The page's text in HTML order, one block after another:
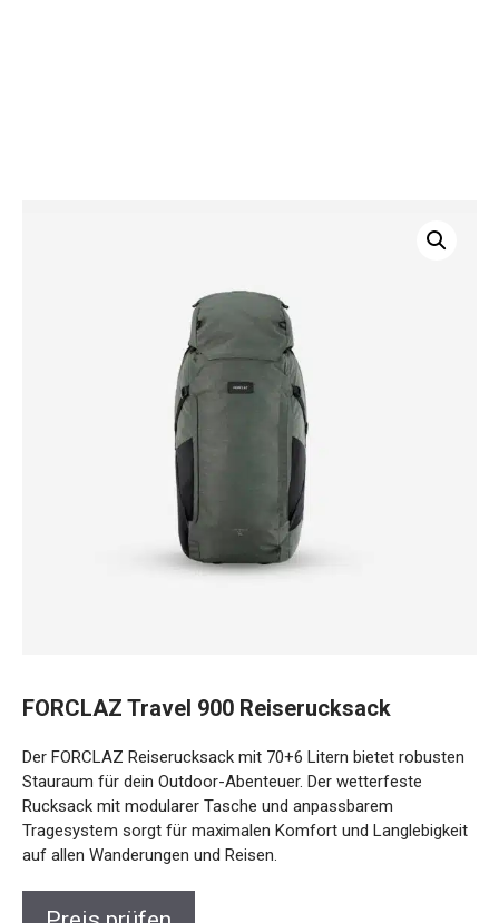
robusten Stauraum für dein Outdoor-Abenteuer. Der
wetterfeste Rucksack mit modularer Tasche und
anpassbarem Tragesystem sorgt für maximalen Komfort
und Langlebigkeit auf allen Wanderungen und Reisen.